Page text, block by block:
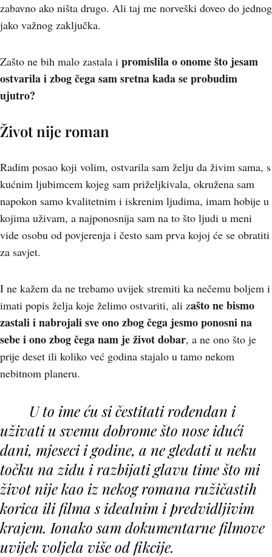
zabavno ako ništa drugo. Ali taj me norveški doveo do jednog
jako važnog zaključka.
Zašto ne bih malo zastala i promislila o onome što jesam
ostvarila i zbog čega sam sretna kada se probudim
ujutro?
Život nije roman
Radim posao koji volim, ostvarila sam želju da živim sama, s
kućnim ljubimcem kojeg sam priželjkivala, okružena sam
napokon samo kvalitetnim i iskrenim ljudima, imam hobije u
kojima uživam, a najponosnija sam na to što ljudi u meni
vide osobu od povjerenja i često sam prva kojoj će se obratiti
za savjet.
I ne kažem da ne trebamo uvijek stremiti ka nečemu boljem i
imati popis želja koje želimo ostvariti, ali zašto ne bismo
zastali i nabrojali sve ono zbog čega jesmo ponosni na
sebe i ono zbog čega nam je život dobar, a ne ono što je
prije deset ili koliko već godina stajalo u tamo nekom
nebitnom planeru.
U to ime ću si čestitati rođendan i
uživati u svemu dobrome što nose idući
dani, mjeseci i godine, a ne gledati u neku
točku na zidu i razbijati glavu time što mi
život nije kao iz nekog romana ružičastih
korica ili filma s idealnim i predvidljivim
krajem. Ionako sam dokumentarne filmove
uvijek voljela više od fikcije.